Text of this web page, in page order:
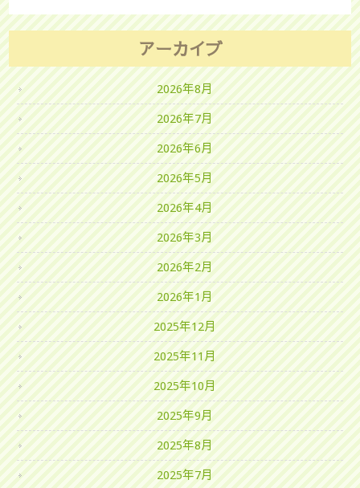
アーカイブ
2026年8月
2026年7月
2026年6月
2026年5月
2026年4月
2026年3月
2026年2月
2026年1月
2025年12月
2025年11月
2025年10月
2025年9月
2025年8月
2025年7月